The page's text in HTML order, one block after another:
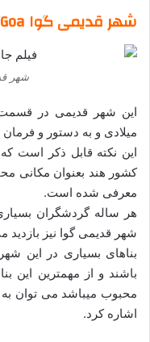
شهر قدیمی گوا Old Goa
شهر
این شهر قدیمی در
میلادی و به دستور و
این نکته قابل ذکر است
کشور هند بعنوان مکانی
معرفی شده است.
هر ساله گردشگران
شهر قدیمی گوا نیز بازدید
بناهای بسیاری در این
باشند و از مهمترین این
محبوب میباشد می توان
اشاره کرد.